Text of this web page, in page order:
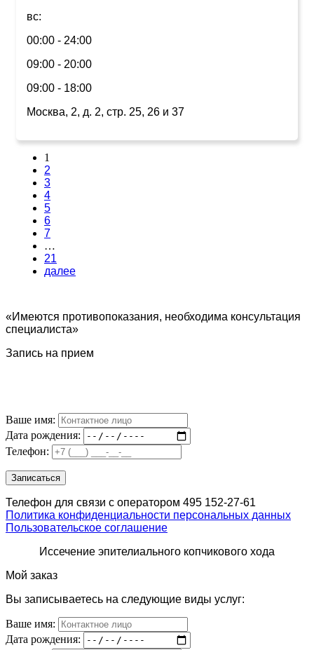
вс:
00:00 - 24:00
09:00 - 20:00
09:00 - 18:00
Москва, 2, д. 2, стр. 25, 26 и 37
1
2
3
4
5
6
7
…
21
далее
«Имеются противопоказания, необходима консультация
специалиста»
Запись на прием
Ваше имя:
Дата рождения:
Телефон:
Телефон для связи с оператором 495 152-27-61
Политика конфиденциальности персональных данных
Пользовательское соглашение
Иссечение эпителиального копчикового хода
Мой заказ
Вы записываетесь на следующие виды услуг:
Ваше имя:
Дата рождения: